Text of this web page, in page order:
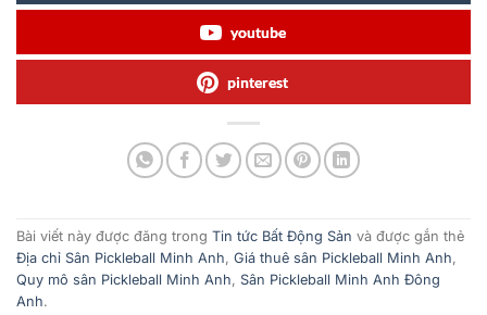
youtube
pinterest
Bài viết này được đăng trong Tin tức Bất Động Sản và được gắn thẻ
Địa chỉ Sân Pickleball Minh Anh, Giá thuê sân Pickleball Minh Anh,
Quy mô sân Pickleball Minh Anh, Sân Pickleball Minh Anh Đông
Anh.